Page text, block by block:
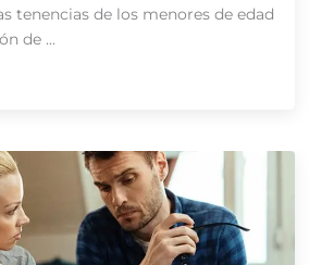
tenencias de los menores de edad
de ...